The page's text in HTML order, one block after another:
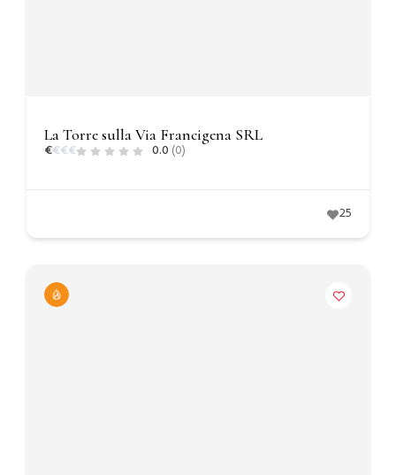
La Torre sulla Via Francigena SRL
€€€€ 0.0 (0)
25